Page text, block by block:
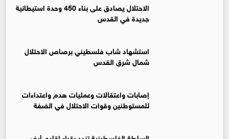
الاحتلال يصادق على بناء 450 وحدة استيطانية
جديدة في القدس ‏
استشهاد شاب فلسطيني برصاص الاحتلال
شمال شرق القدس
إصابات واعتقالات وعمليات هدم واعتداءات
للمستوطنين وقوات الاحتلال في الضفة